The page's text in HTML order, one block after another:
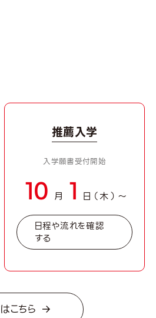
トの提出から！裏面の作文の書き方や
手な方も安心♪自己分析をしながら将
推薦入学
入学願書受付開始
10 月 1 日（木）〜
日程や流れを確認
する
こちら